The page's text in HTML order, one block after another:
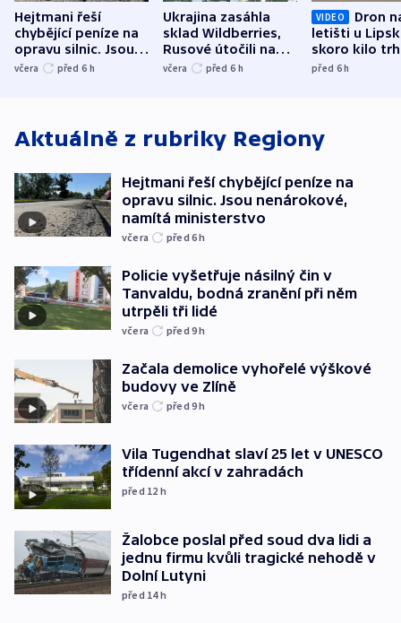
Hejtmani řeší
chybějící peníze na
opravu silnic. Jsou
nenárokové, namítá
včera před 6 h
Ukrajina zasáhla
sklad Wildberries,
Rusové útočili na
trh, hasiče či
včera před 6 h
VIDEO
Dron
letišti u
skoro kilo
indicie
před 6h
Aktuálně z rubriky Regiony
Hejtmani řeší chybějící peníze na
opravu silnic. Jsou nenárokové,
namítá ministerstvo
včera před 6h
Policie vyšetřuje násilný čin v
Tanvaldu, bodná zranění při něm
utrpěli tři lidé
včera před 9h
Začala demolice vyhořelé výškové
budovy ve Zlíně
včera před 9h
Vila Tugendhat slaví 25 let v UNESCO
třídenní akcí v zahradách
před 12 h
Žalobce poslal před soud dva lidi a
jednu firmu kvůli tragické nehodě v
Dolní Lutyni
před 14h